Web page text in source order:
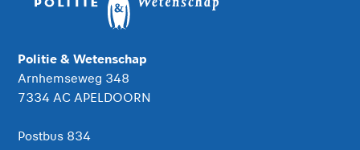
Politie & Wetenschap
Arnhemseweg 348
7334 AC APELDOORN
Postbus 834